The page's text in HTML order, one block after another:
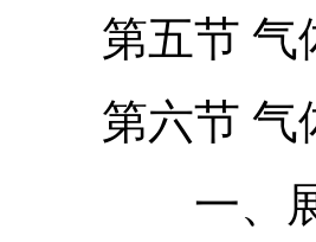
第五节 气体
第六节 气体
一、展望